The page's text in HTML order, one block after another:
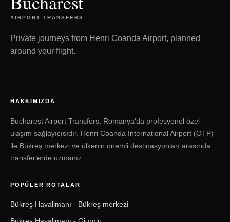
AIRPORT TRANSFERS
Private journeys from Henri Coanda Airport, planned
around your flight.
HAKKIMIZDA
Bucharest Airport Transfers, Romanya’da profesyonel özel
ulaşım sağlayıcısıdır. Henri Coanda International Airport (OTP)
ile Bükreş merkezi ve ülkenin önemli destinasyonları arasında
transferlerde uzmanız.
POPÜLER ROTALAR
Bükreş Havalimanı - Bükreş merkezi